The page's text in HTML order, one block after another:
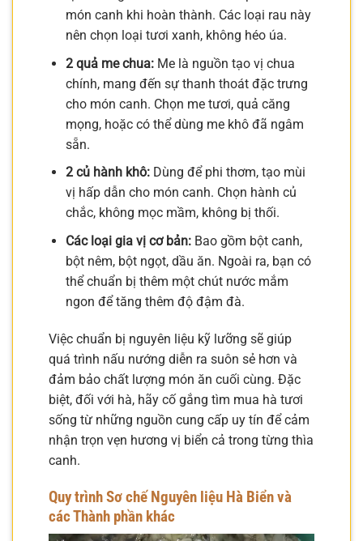
món canh khi hoàn thành. Các loại rau này
nên chọn loại tươi xanh, không héo úa.
2 quả me chua:Me là nguồn tạo vị chua
chính, mang đến sự thanh thoát đặc trưng
cho món canh. Chọn me tươi, quả căng
mọng, hoặc có thể dùng me khô đã ngâm
sẵn.
2 củ hành khô:Dùng để phi thơm, tạo mùi
vị hấp dẫn cho món canh. Chọn hành củ
chắc, không mọc mầm, không bị thối.
Các loại gia vị cơ bản:Bao gồm bột canh,
bột nêm, bột ngọt, dầu ăn. Ngoài ra, bạn có
thể chuẩn bị thêm một chút nước mắm
ngon để tăng thêm độ đậm đà.
Việc chuẩn bị nguyên liệu kỹ lưỡng sẽ giúp
quá trình nấu nướng diễn ra suôn sẻ hơn và
đảm bảo chất lượng món ăn cuối cùng. Đặc
biệt, đối với hà, hãy cố gắng tìm mua hà tươi
sống từ những nguồn cung cấp uy tín để cảm
nhận trọn vẹn hương vị biển cả trong từng thìa
canh.
Quy trình Sơ chế Nguyên liệu Hà Biển và
các Thành phần khác